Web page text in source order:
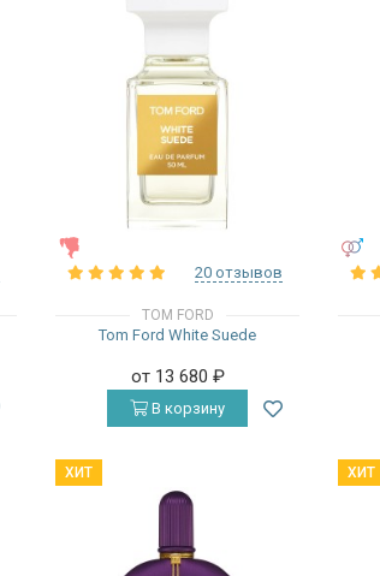
20 отзывов
TOM FORD
Tom Ford White Suede
от 13 680 ₽
В корзину
ХИТ ХИТ